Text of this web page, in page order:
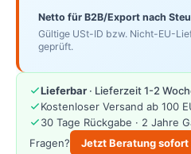
Netto für B2B/Export nach
Gültige USt-ID bzw. Nicht-EU-
geprüft.
Lieferbar · Lieferzeit 1-2
Kostenloser Versand ab 100
30 Tage Rückgabe · 2 Jahre
Fragen?
Jetzt Beratung